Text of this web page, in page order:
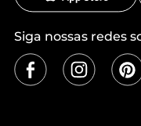
Siga nossas redes